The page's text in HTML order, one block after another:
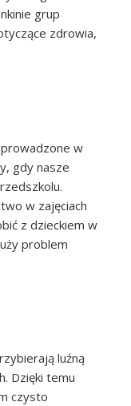
grup
zdrowia,
w
gdy nasze
w zajęciach
z dzieckiem w
problem
luźną
Dzięki temu
czysto